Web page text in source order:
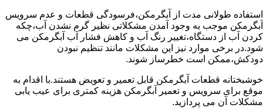
استفاده طولانی مدت از آبگرمکن،فرسودگی قطعات و عدم سرویس
آبگرمکن موجب به وجود آمدن مشکلاتی نظیر گرم نشدن آب،چکه
کردن آب از دستگاه،تغییر رنگ آب و کاهش فشار آب آبگرمکن می
شود.در برخی موارد نیز این مشکلات مانند تنظیم نبودن
دودکش،ممکن است خطرساز شوند.
خوشبختانه قطعات آبگرمکن قابل تعمیر و تعویض هستند.با اقدام به
موقع برای سرویس و تعمیر آبگرمکن هزینه کمتری برای عیب یابی
مشکلات آن می پردازید.